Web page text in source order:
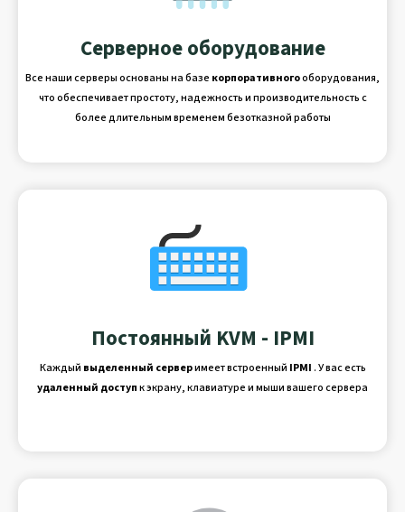
Серверное оборудование
Все наши серверы основаны на базе корпоративногооборудования,
что обеспечивает простоту, надежность и производительность с
более длительным временем безотказной работы
Постоянный KVM - IPMI
Каждый выделенный серверимеет встроенный IPMI. У вас есть
удаленный доступк экрану, клавиатуре и мыши вашего сервера